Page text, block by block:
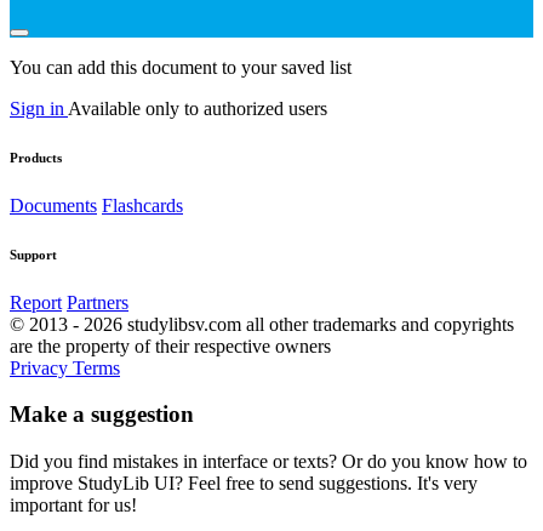
You can add this document to your saved list
Sign in Available only to authorized users
Products
Documents Flashcards
Support
Report Partners
© 2013 - 2026 studylibsv.com all other trademarks and copyrights
are the property of their respective owners
Privacy Terms
Make a suggestion
Did you find mistakes in interface or texts? Or do you know how to
improve StudyLib UI? Feel free to send suggestions. It's very
important for us!